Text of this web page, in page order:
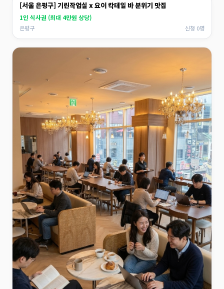
[서울 은평구] 기린작업실 x 요이 칵테일 바 분위기 맛집
1인 식사권 (최대 4만원 상당)
은평구 신청 0명